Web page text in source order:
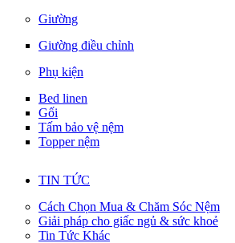
Giường
Giường điều chỉnh
Phụ kiện
Bed linen
Gối
Tấm bảo vệ nệm
Topper nệm
TIN TỨC
Cách Chọn Mua & Chăm Sóc Nệm
Giải pháp cho giấc ngủ & sức khoẻ
Tin Tức Khác